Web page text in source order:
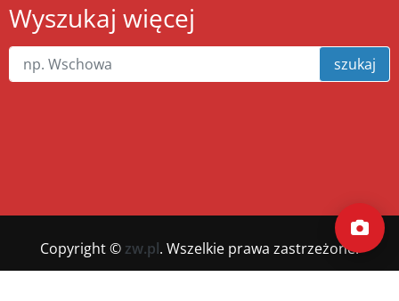
Wyszukaj więcej
szukaj
Copyright © zw.pl. Wszelkie prawa zastrzeżone.
Wykonaniexnc.pl